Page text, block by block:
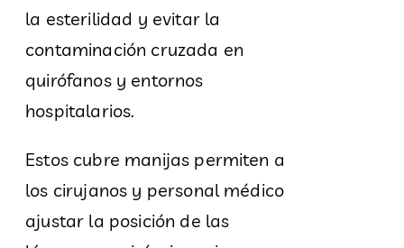
la esterilidad y evitar la
contaminación cruzada en
quirófanos y entornos
hospitalarios.
Estos cubre manijas permiten a
los cirujanos y personal médico
ajustar la posición de las